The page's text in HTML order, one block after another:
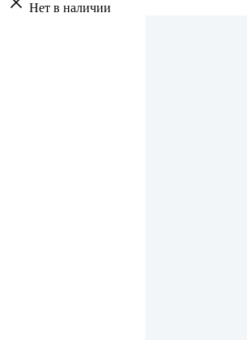
Нет в наличии